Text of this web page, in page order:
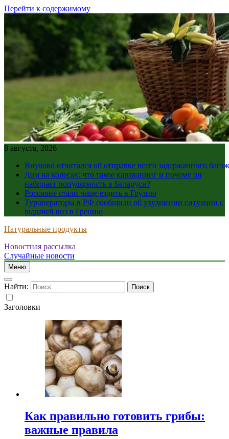
Перейти к содержимому
8 августа, 2026
Внуково отчитался об отправке всего задержанного
Дом на колесах: что такое караванинг и почему он
набирает популярность в Беларуси?
Россияне стали чаще ездить в Грузию
Туроператоры в РФ сообщили об ухудшении ситуации с
выдачей виз в Грецию
Натуральные продукты
Новостная рассылка
Случайные новости
Меню
Найти:
Заголовки
Как правильно готовить грибы:
важные правила